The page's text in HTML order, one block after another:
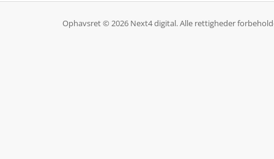
Ophavsret © 2026 Next4 digital. Alle rettigheder